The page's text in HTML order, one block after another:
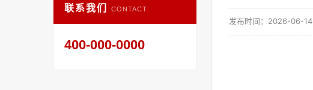
联系我们 CONTACT
400-000-0000
发布时间：2026-06-14